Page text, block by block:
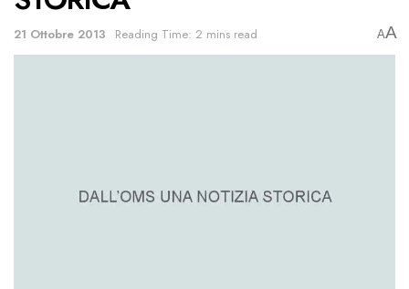
21 Ottobre 2013 Reading Time: 2 mins read AA